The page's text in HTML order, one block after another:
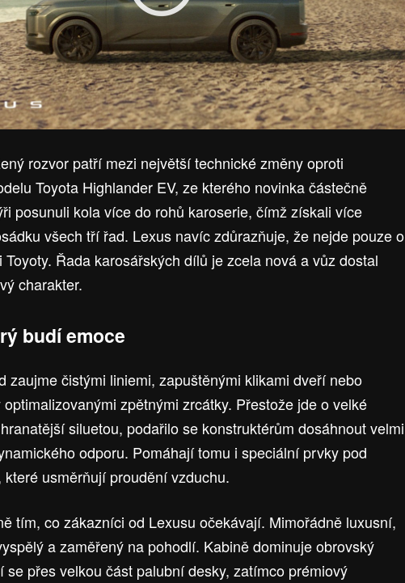
rozvor patří mezi největší technické změny oproti
Toyota Highlander EV, ze kterého novinka částečně
posunuli kola více do rohů karoserie, čímž získali více
všech tří řad. Lexus navíc zdůrazňuje, že nejde pouze o
Řada karosářských dílů je zcela nová a vůz dostal
charakter.
budí emoce
zaujme čistými liniemi, zapuštěnými klikami dveří nebo
zpětnými zrcátky. Přestože jde o velké
siluetou, podařilo se konstruktérům dosáhnout velmi
odporu. Pomáhají tomu i speciální prvky pod
které usměrňují proudění vzduchu.
tím, co zákazníci od Lexusu očekávají. Mimořádně luxusní,
a zaměřený na pohodlí. Kabině dominuje obrovský
se přes velkou část palubní desky, zatímco prémiový